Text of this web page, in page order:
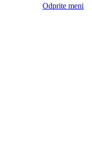
Odprite meni